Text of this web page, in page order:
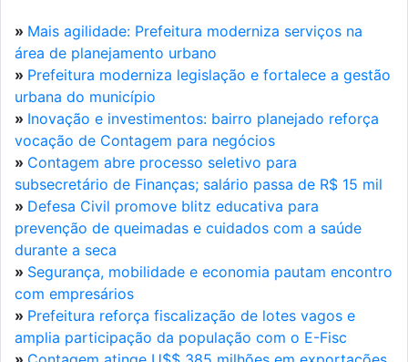
» Mais agilidade: Prefeitura moderniza serviços na
área de planejamento urbano
» Prefeitura moderniza legislação e fortalece a gestão
urbana do município
» Inovação e investimentos: bairro planejado reforça
vocação de Contagem para negócios
» Contagem abre processo seletivo para
subsecretário de Finanças; salário passa de R$ 15 mil
» Defesa Civil promove blitz educativa para
prevenção de queimadas e cuidados com a saúde
durante a seca
» Segurança, mobilidade e economia pautam encontro
com empresários
» Prefeitura reforça fiscalização de lotes vagos e
amplia participação da população com o E-Fisc